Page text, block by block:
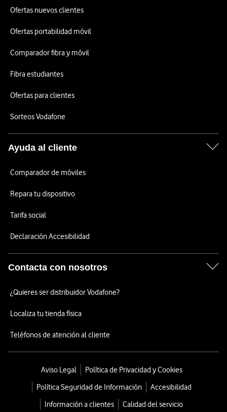
Ofertas nuevos clientes
Ofertas portabilidad móvil
Comparador fibra y móvil
Fibra estudiantes
Ofertas para clientes
Sorteos Vodafone
Ayuda al cliente
Comparador de móviles
Repara tu dispositivo
Tarifa social
Declaración Accesibilidad
Contacta con nosotros
¿Quieres ser distribuidor Vodafone?
Localiza tu tienda física
Teléfonos de atención al cliente
Aviso Legal
Política de Privacidad y Cookies
Política Seguridad de Información
Accesibilidad
Información a clientes
Calidad del servicio